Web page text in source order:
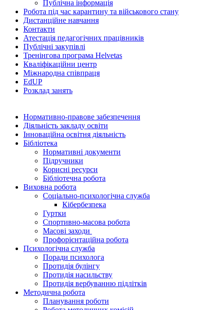
Публічна інформація
Робота під час карантину та військового стану
Дистанційне навчання
Контакти
Атестація педагогічних працівників
Публічні закупівлі
Тренінгова програма Helvetas
Кваліфікаційни центр
Міжнародна співпраця
EdUР
Розклад занять
Нормативно-правове забезпечення
Діяльність закладу освіти
Інноваційна освітня діяльність
Бібліотека
Нормативні документи
Підручники
Корисні ресурси
Бібліотечна робота
Виховна робота
Соціально-психологічна служба
Кібербезпека
Гуртки
Спортивно-масова робота
Масові заходи
Профорієнтаційна робота
Психологічна служба
Поради психолога
Протидія булінгу
Протидія насильству
Протидія вербуванню підлітків
Методична робота
Планування роботи